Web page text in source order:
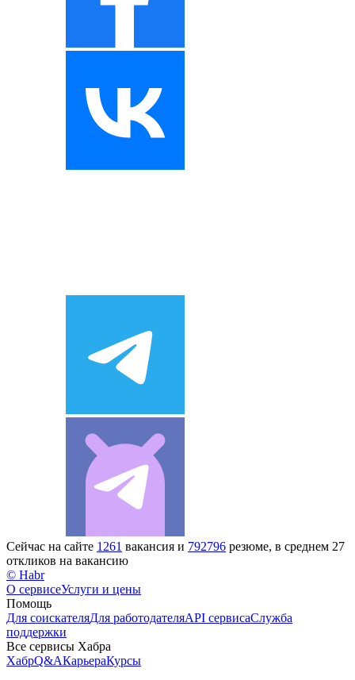
Сейчас на сайте 1261 вакансия и 792796 резюме, в среднем 27
откликов на вакансию
© Habr
О сервисеУслуги и цены
Помощь
Для соискателяДля работодателяAPI сервисаСлужба
поддержки
Все сервисы Хабра
ХабрQ&AКарьераКурсы